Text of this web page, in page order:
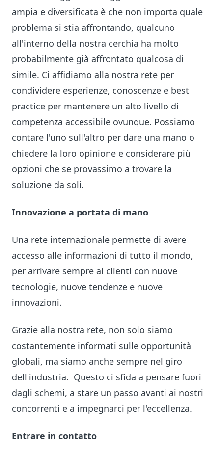
ampia e diversificata è che non importa quale
problema si stia affrontando, qualcuno
all'interno della nostra cerchia ha molto
probabilmente già affrontato qualcosa di
simile. Ci affidiamo alla nostra rete per
condividere esperienze, conoscenze e best
practice per mantenere un alto livello di
competenza accessibile ovunque. Possiamo
contare l'uno sull'altro per dare una mano o
chiedere la loro opinione e considerare più
opzioni che se provassimo a trovare la
soluzione da soli.
Innovazione a portata di mano
Una rete internazionale permette di avere
accesso alle informazioni di tutto il mondo,
per arrivare sempre ai clienti con nuove
tecnologie, nuove tendenze e nuove
innovazioni.
Grazie alla nostra rete, non solo siamo
costantemente informati sulle opportunità
globali, ma siamo anche sempre nel giro
dell'industria. Questo ci sfida a pensare fuori
dagli schemi, a stare un passo avanti ai nostri
concorrenti e a impegnarci per l'eccellenza.
Entrare in contatto